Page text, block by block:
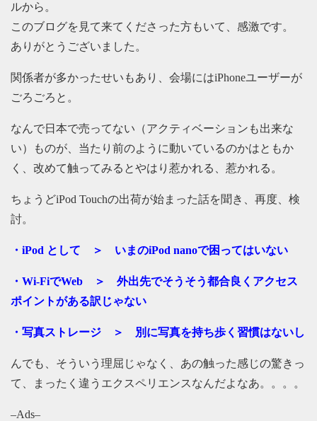
ルから。
このブログを見て来てくださった方もいて、感激です。
ありがとうございました。
関係者が多かったせいもあり、会場にはiPhoneユーザーが
ごろごろと。
なんで日本で売ってない（アクティベーションも出来な
い）ものが、当たり前のように動いているのかはともか
く、改めて触ってみるとやはり惹かれる、惹かれる。
ちょうどiPod Touchの出荷が始まった話を聞き、再度、検
討。
・iPod として ＞ いまのiPod nanoで困ってはいない
・Wi-FiでWeb ＞ 外出先でそうそう都合良くアクセス
ポイントがある訳じゃない
・写真ストレージ ＞ 別に写真を持ち歩く習慣はないし
んでも、そういう理屈じゃなく、あの触った感じの驚きっ
て、まったく違うエクスペリエンスなんだよなあ。。。。
–Ads–